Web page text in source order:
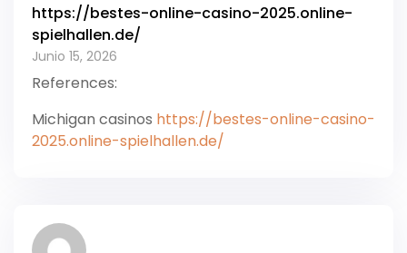
https://bestes-online-casino-2025.online-
spielhallen.de/
Junio 15, 2026
References:
Michigan casinos https://bestes-online-casino-
2025.online-spielhallen.de/